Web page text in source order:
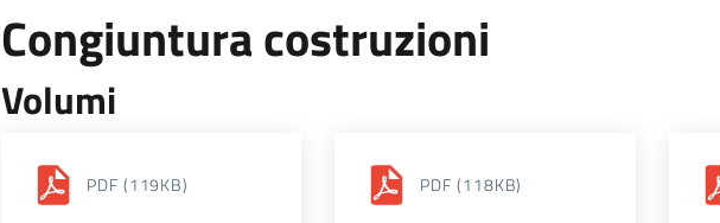
Congiuntura costruzioni
Volumi
PDF (119KB) PDF (118KB)